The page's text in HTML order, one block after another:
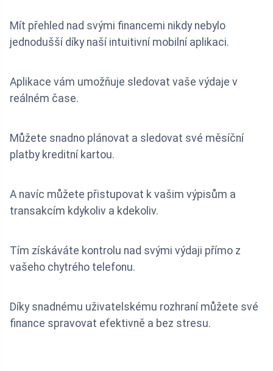
Mít přehled nad svými financemi nikdy nebylo
jednodušší díky naší intuitivní mobilní aplikaci.
Aplikace vám umožňuje sledovat vaše výdaje v
reálném čase.
Můžete snadno plánovat a sledovat své měsíční
platby kreditní kartou.
A navíc můžete přistupovat k vašim výpisům a
transakcím kdykoliv a kdekoliv.
Tím získáváte kontrolu nad svými výdaji přímo z
vašeho chytrého telefonu.
Díky snadnému uživatelskému rozhraní můžete své
finance spravovat efektivně a bez stresu.